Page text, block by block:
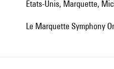
États-Unis, Marquette,
le Marquette Symphony